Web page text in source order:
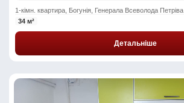
1-кімн. квартира, Богунія, Генерала Всеволода Петріва
34 м²
Детальніше